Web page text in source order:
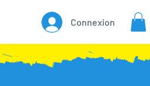
Connexion